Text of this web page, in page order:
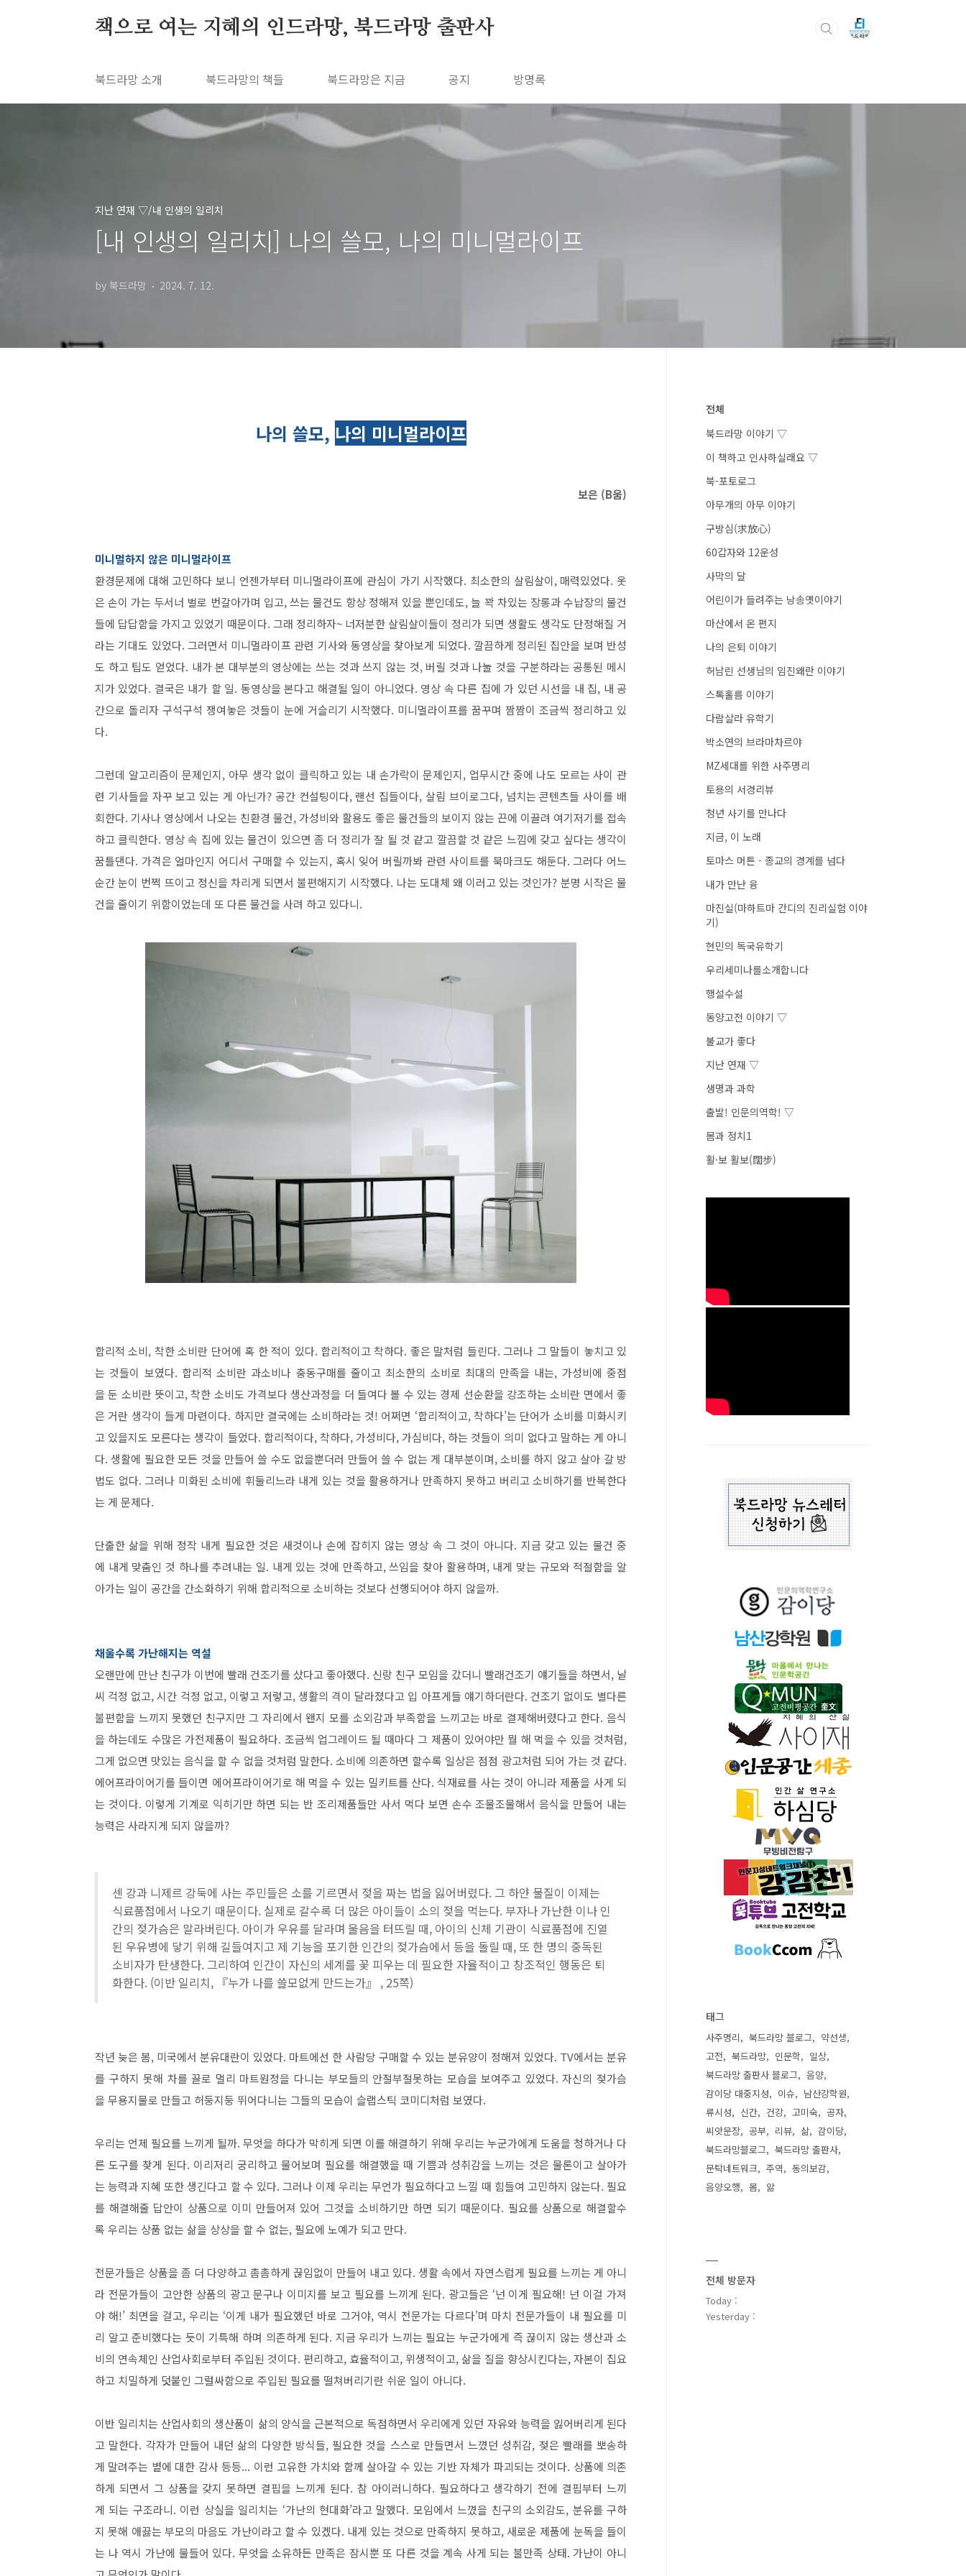
책으로 여는 지혜의 인드라망, 북드라망 출판사
북드라망 소개 북드라망의 책들 북드라망은 지금 공지 방명록
지난 연재 ▽/내 인생의 일리치
[내 인생의 일리치] 나의 쓸모, 나의 미니멀라이프
by 북드라망 2024. 7. 12.
나의 쓸모, 나의 미니멀라이프
보은 (B움)
미니멀하지 않은 미니멀라이프
환경문제에 대해 고민하다 보니 언젠가부터 미니멀라이프에 관심이 가기 시작했다. 최소한의 살림살이, 매력있었다. 옷
은 손이 가는 두서너 벌로 번갈아가며 입고, 쓰는 물건도 항상 정해져 있을 뿐인데도, 늘 꽉 차있는 장롱과 수납장의 물건
들에 답답함을 가지고 있었기 때문이다. 그래 정리하자~ 너저분한 살림살이들이 정리가 되면 생활도 생각도 단정해질 거
라는 기대도 있었다. 그러면서 미니멀라이프 관련 기사와 동영상을 찾아보게 되었다. 깔끔하게 정리된 집안을 보며 반성
도 하고 팁도 얻었다. 내가 본 대부분의 영상에는 쓰는 것과 쓰지 않는 것, 버릴 것과 나눌 것을 구분하라는 공통된 메시
지가 있었다. 결국은 내가 할 일. 동영상을 본다고 해결될 일이 아니었다. 영상 속 다른 집에 가 있던 시선을 내 집, 내 공
간으로 돌리자 구석구석 쟁여놓은 것들이 눈에 거슬리기 시작했다. 미니멀라이프를 꿈꾸며 짬짬이 조금씩 정리하고 있
다.
그런데 알고리즘이 문제인지, 아무 생각 없이 클릭하고 있는 내 손가락이 문제인지, 업무시간 중에 나도 모르는 사이 관
련 기사들을 자꾸 보고 있는 게 아닌가? 공간 컨설팅이다, 랜선 집들이다, 살림 브이로그다, 넘치는 콘텐츠들 사이를 배
회한다. 기사나 영상에서 나오는 친환경 물건, 가성비와 활용도 좋은 물건들의 보이지 않는 끈에 이끌려 여기저기를 접속
하고 클릭한다. 영상 속 집에 있는 물건이 있으면 좀 더 정리가 잘 될 것 같고 깔끔할 것 같은 느낌에 갖고 싶다는 생각이
꿈틀댄다. 가격은 얼마인지 어디서 구매할 수 있는지, 혹시 잊어 버릴까봐 관련 사이트를 북마크도 해둔다. 그러다 어느
순간 눈이 번쩍 뜨이고 정신을 차리게 되면서 불편해지기 시작했다. 나는 도대체 왜 이러고 있는 것인가? 분명 시작은 물
건을 줄이기 위함이었는데 또 다른 물건을 사려 하고 있다니.
합리적 소비, 착한 소비란 단어에 혹 한 적이 있다. 합리적이고 착하다. 좋은 말처럼 들린다. 그러나 그 말들이 놓치고 있
는 것들이 보였다. 합리적 소비란 과소비나 충동구매를 줄이고 최소한의 소비로 최대의 만족을 내는, 가성비에 중점
을 둔 소비란 뜻이고, 착한 소비도 가격보다 생산과정을 더 들여다 볼 수 있는 경제 선순환을 강조하는 소비란 면에서 좋
은 거란 생각이 들게 마련이다. 하지만 결국에는 소비하라는 것! 어쩌면 ‘합리적이고, 착하다’는 단어가 소비를 미화시키
고 있을지도 모른다는 생각이 들었다. 합리적이다, 착하다, 가성비다, 가심비다, 하는 것들이 의미 없다고 말하는 게 아니
다. 생활에 필요한 모든 것을 만들어 쓸 수도 없을뿐더러 만들어 쓸 수 없는 게 대부분이며, 소비를 하지 않고 살아 갈 방
법도 없다. 그러나 미화된 소비에 휘둘리느라 내게 있는 것을 활용하거나 만족하지 못하고 버리고 소비하기를 반복한다
는 게 문제다.
단출한 삶을 위해 정작 내게 필요한 것은 새것이나 손에 잡히지 않는 영상 속 그 것이 아니다. 지금 갖고 있는 물건 중
에 내게 맞춤인 것 하나를 추려내는 일. 내게 있는 것에 만족하고, 쓰임을 찾아 활용하며, 내게 맞는 규모와 적절함을 알
아가는 일이 공간을 간소화하기 위해 합리적으로 소비하는 것보다 선행되어야 하지 않을까.
채울수록 가난해지는 역설
오랜만에 만난 친구가 이번에 빨래 건조기를 샀다고 좋아했다. 신랑 친구 모임을 갔더니 빨래건조기 얘기들을 하면서, 날
씨 걱정 없고, 시간 걱정 없고, 이렇고 저렇고, 생활의 격이 달라졌다고 입 아프게들 얘기하더란다. 건조기 없이도 별다른
불편함을 느끼지 못했던 친구지만 그 자리에서 왠지 모를 소외감과 부족함을 느끼고는 바로 결제해버렸다고 한다. 음식
을 하는데도 수많은 가전제품이 필요하다. 조금씩 업그레이드 될 때마다 그 제품이 있어야만 뭘 해 먹을 수 있을 것처럼,
그게 없으면 맛있는 음식을 할 수 없을 것처럼 말한다. 소비에 의존하면 할수록 일상은 점점 광고처럼 되어 가는 것 같다.
에어프라이어기를 들이면 에어프라이어기로 해 먹을 수 있는 밀키트를 산다. 식재료를 사는 것이 아니라 제품을 사게 되
는 것이다. 이렇게 기계로 익히기만 하면 되는 반 조리제품들만 사서 먹다 보면 손수 조물조물해서 음식을 만들어 내는
능력은 사라지게 되지 않을까?
센 강과 니제르 강둑에 사는 주민들은 소를 기르면서 젖을 짜는 법을 잃어버렸다. 그 하얀 물질이 이제는
식료품점에서 나오기 때문이다. 실제로 갈수록 더 많은 아이들이 소의 젖을 먹는다. 부자나 가난한 이나 인
간의 젖가슴은 말라버린다. 아이가 우유를 달라며 울음을 터뜨릴 때, 아이의 신체 기관이 식료품점에 진열
된 우유병에 닿기 위해 길들여지고 제 기능을 포기한 인간의 젖가슴에서 등을 돌릴 때, 또 한 명의 중독된
소비자가 탄생한다. 그리하여 인간이 자신의 세계를 꽃 피우는 데 필요한 자율적이고 창조적인 행동은 퇴
화한다. (이반 일리치, 『누가 나를 쓸모없게 만드는가』 , 25쪽)
작년 늦은 봄, 미국에서 분유대란이 있었다. 마트에선 한 사람당 구매할 수 있는 분유양이 정해져 있었다. TV에서는 분유
를 구하지 못해 차를 끌로 멀리 마트원정을 다니는 부모들의 안절부절못하는 모습을 보여주고 있었다. 자신의 젖가슴
을 무용지물로 만들고 허둥지둥 뛰어다니는 그들의 모습이 슬랩스틱 코미디처럼 보였다.
우리는 언제 필요를 느끼게 될까. 무엇을 하다가 막히게 되면 이를 해결하기 위해 우리는 누군가에게 도움을 청하거나 다
른 도구를 찾게 된다. 이리저리 궁리하고 물어보며 필요를 해결했을 때 기쁨과 성취감을 느끼는 것은 물론이고 살아가
는 능력과 지혜 또한 생긴다고 할 수 있다. 그러나 이제 우리는 무언가 필요하다고 느낄 때 힘들여 고민하지 않는다. 필요
를 해결해줄 답안이 상품으로 이미 만들어져 있어 그것을 소비하기만 하면 되기 때문이다. 필요를 상품으로 해결할수
록 우리는 상품 없는 삶을 상상을 할 수 없는, 필요에 노예가 되고 만다.
전문가들은 상품을 좀 더 다양하고 촘촘하게 끊임없이 만들어 내고 있다. 생활 속에서 자연스럽게 필요를 느끼는 게 아니
라 전문가들이 고안한 상품의 광고 문구나 이미지를 보고 필요를 느끼게 된다. 광고들은 ‘넌 이게 필요해! 넌 이걸 가져
야 해!’ 최면을 걸고, 우리는 ‘이게 내가 필요했던 바로 그거야, 역시 전문가는 다르다’며 마치 전문가들이 내 필요를 미
리 알고 준비했다는 듯이 기특해 하며 의존하게 된다. 지금 우리가 느끼는 필요는 누군가에게 즉 끊이지 않는 생산과 소
비의 연속체인 산업사회로부터 주입된 것이다. 편리하고, 효율적이고, 위생적이고, 삶을 질을 향상시킨다는, 자본이 집요
하고 치밀하게 덧붙인 그럴싸함으로 주입된 필요를 떨쳐버리기란 쉬운 일이 아니다.
이반 일리치는 산업사회의 생산품이 삶의 양식을 근본적으로 독점하면서 우리에게 있던 자유와 능력을 잃어버리게 된다
고 말한다. 각자가 만들어 내던 삶의 다양한 방식들, 필요한 것을 스스로 만들면서 느꼈던 성취감, 젖은 빨래를 뽀송하
게 말려주는 볕에 대한 감사 등등... 이런 고유한 가치와 함께 살아갈 수 있는 기반 자체가 파괴되는 것이다. 상품에 의존
하게 되면서 그 상품을 갖지 못하면 결핍을 느끼게 된다. 참 아이러니하다. 필요하다고 생각하기 전에 결핍부터 느끼
게 되는 구조라니. 이런 상실을 일리치는 ‘가난의 현대화’라고 말했다. 모임에서 느꼈을 친구의 소외감도, 분유를 구하
지 못해 애끓는 부모의 마음도 가난이라고 할 수 있겠다. 내게 있는 것으로 만족하지 못하고, 새로운 제품에 눈독을 들이
는 나 역시 가난에 물들어 있다. 무엇을 소유하든 만족은 잠시뿐 또 다른 것을 계속 사게 되는 불만족 상태. 가난이 아니
전체
북드라망 이야기 ▽
이 책하고 인사하실래요 ▽
북-포토로그
아무개의 아무 이야기
구방심(求放心)
60갑자와 12운성
사막의 달
어린이가 들려주는 낭송옛이야기
마산에서 온 편지
나의 은퇴 이야기
허남린 선생님의 임진왜란 이야기
스톡홀름 이야기
다람살라 유학기
박소연의 브라마차르야
MZ세대를 위한 사주명리
토용의 서경리뷰
청년 사기를 만나다
지금, 이 노래
토마스 머튼 - 종교의 경계를 넘다
내가 만난 융
마진실(마하트마 간디의 진리실험 이야
기)
현민의 독국유학기
우리세미나를소개합니다
행설수설
동양고전 이야기 ▽
불교가 좋다
지난 연재 ▽
생명과 과학
출발! 인문의역학! ▽
몸과 정치1
활·보 활보(闊步)
태그
사주명리 북드라망 블로그
약선생
고전
북드라망 인문학
일상
북드라망 출판사 블로그
음양
감이당 대중지성
이슈
남산강학원
류시성
신간 건강 고미숙
공자
씨앗문장
공부 리뷰 삶
감이당
북드라망블로그
북드라망 출판사
문탁네트워크
주역
동의보감
음양오행
몸 앎
전체 방문자
Today :
Yesterday :